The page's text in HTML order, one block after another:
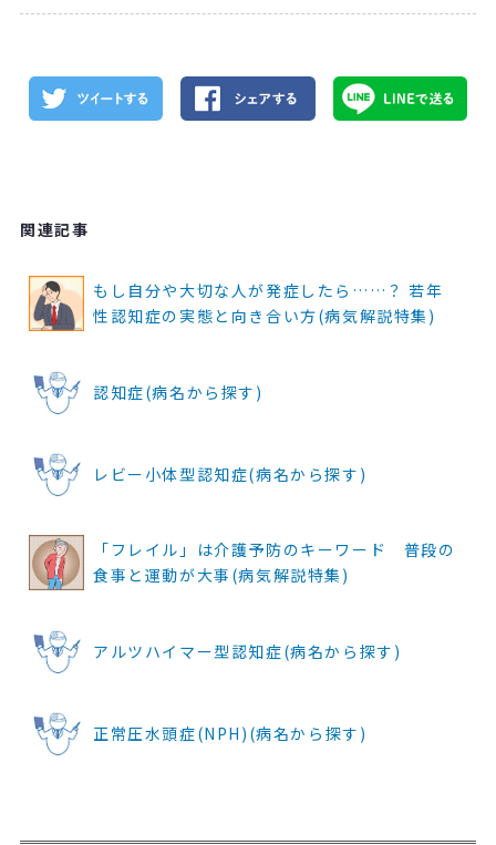
関連記事
もし自分や大切な人が発症したら……？ 若年
性認知症の実態と向き合い方(病気解説特集)
認知症(病名から探す)
レビー小体型認知症(病名から探す)
「フレイル」は介護予防のキーワード 普段の
食事と運動が大事(病気解説特集)
アルツハイマー型認知症(病名から探す)
正常圧水頭症(NPH)(病名から探す)